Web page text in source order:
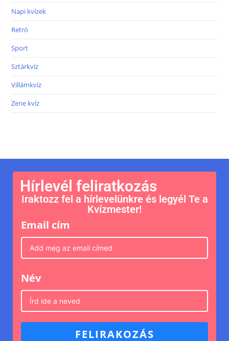
Napi kvízek
Retró
Sport
Sztárkvíz
Villámkvíz
Zene kvíz
Hírlevél feliratkozás
Iraktozz fel a hírlevelünkre és legyél Te a
Kvízmester!
Email cím
Név
FELIRAKOZÁS